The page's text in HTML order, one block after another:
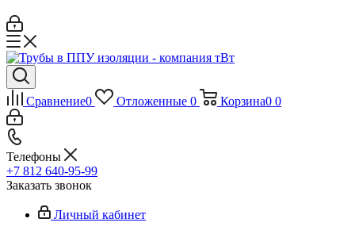
Сравнение0 Отложенные 0 Корзина0 0
Телефоны
+7 812 640-95-99
Заказать звонок
Личный кабинет